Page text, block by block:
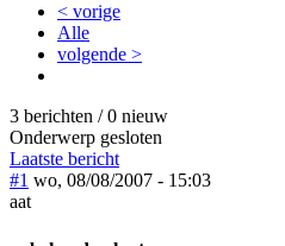
< vorige
Alle
volgende >
3 berichten / 0 nieuw
Onderwerp gesloten
Laatste bericht
#1 wo, 08/08/2007 - 15:03
aat